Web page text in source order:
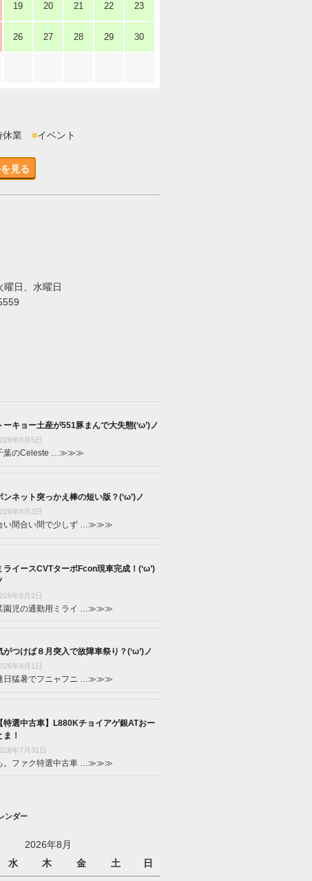
19 20 21 22 23
26 27 28 29 30
休業 ■イベント
見る
曜日、水曜日
トーキョー土産が551豚まんで大失態(‘ω’)ノ
年8月5日
葉のCeleste …≫≫≫
ンネット突っかえ棒の短い版？(‘ω’)ノ
年8月3日
い間合い間で少しず …≫≫≫
ライースCVTターボFcon現車完成！(‘ω’)
年8月2日
園児の通勤用ミライ …≫≫≫
がつけば８月突入で故障車祭り？(‘ω’)ノ
年8月1日
日猛暑でフニャフニ …≫≫≫
【特選中古車】L880Kチョイアゲ銀ATおー
ま！
年7月31日
。ファク特選中古車 …≫≫≫
ンダー
2026年8月
水 木 金 土 日